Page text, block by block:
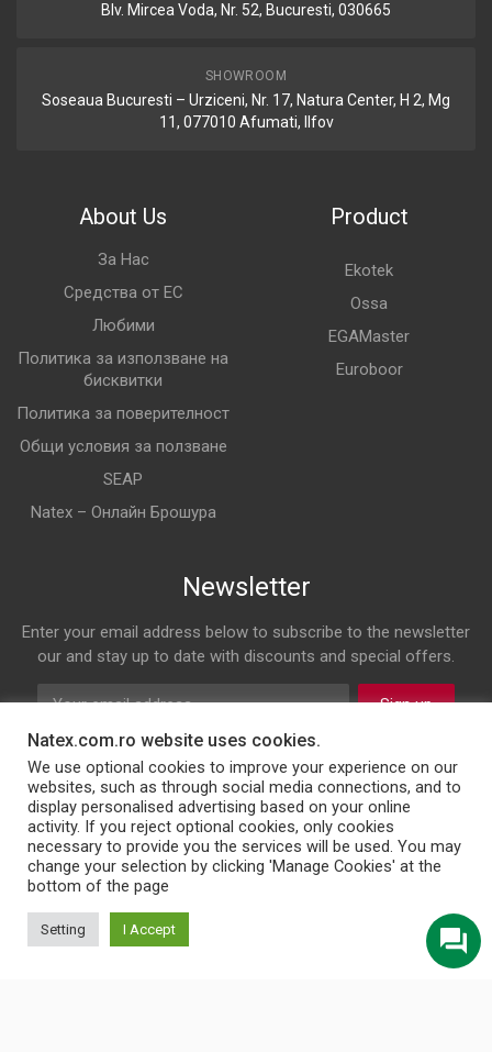
Blv. Mircea Voda, Nr. 52, Bucuresti, 030665
SHOWROOM
Soseaua Bucuresti – Urziceni, Nr. 17, Natura Center, H 2, Mg
11, 077010 Afumati, Ilfov
About Us
За Нас
Средства от ЕС
Любими
Политика за използване на
бисквитки
Политика за поверителност
Общи условия за ползване
SEAP
Natex – Онлайн Брошура
Product
Ekotek
Ossa
EGAMaster
Euroboor
Newsletter
Enter your email address below to subscribe to the newsletter
our and stay up to date with discounts and special offers.
Sign up
Follow us on
FacebookTwitterInstagramLinkedIn
© 2026 NATEX INT SRL
Natex.com.ro website uses cookies.
We use optional cookies to improve your experience on our
websites, such as through social media connections, and to
display personalised advertising based on your online
activity. If you reject optional cookies, only cookies
necessary to provide you the services will be used. You may
change your selection by clicking 'Manage Cookies' at the
bottom of the page
Setting I Accept